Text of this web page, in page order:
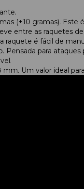
(±10 gramas). Este
entre as raquetes
raquete é fácil de
Pensada para
mm. Um valor ideal